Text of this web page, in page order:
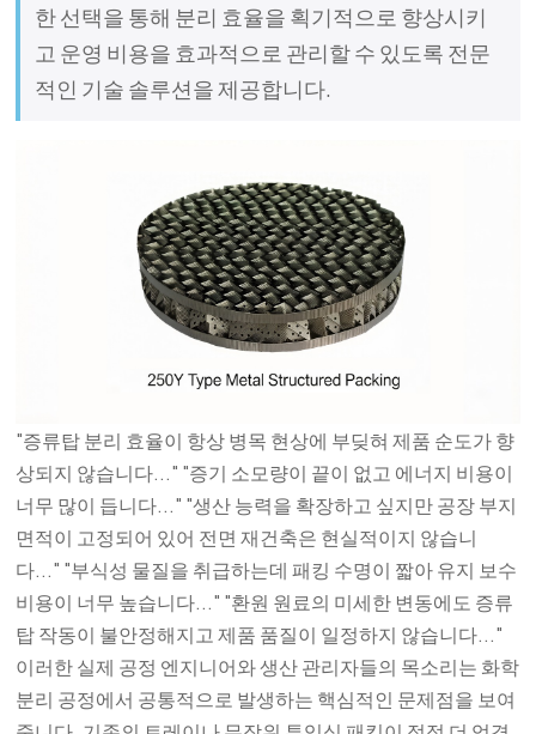
한 선택을 통해 분리 효율을 획기적으로 향상시키
고 운영 비용을 효과적으로 관리할 수 있도록 전문
적인 기술 솔루션을 제공합니다.
"증류탑 분리 효율이 항상 병목 현상에 부딪혀 제품 순도가 향
상되지 않습니다..." "증기 소모량이 끝이 없고 에너지 비용이
너무 많이 듭니다..." "생산 능력을 확장하고 싶지만 공장 부지
면적이 고정되어 있어 전면 재건축은 현실적이지 않습니
다..." "부식성 물질을 취급하는데 패킹 수명이 짧아 유지 보수
비용이 너무 높습니다..." "환원 원료의 미세한 변동에도 증류
탑 작동이 불안정해지고 제품 품질이 일정하지 않습니다..."
이러한 실제 공정 엔지니어와 생산 관리자들의 목소리는 화학
분리 공정에서 공통적으로 발생하는 핵심적인 문제점을 보여